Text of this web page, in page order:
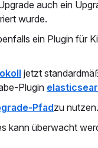
auch ein
wurde.
ein Plugin für
jetzt
Plugin
Pfadzu nutzen.
kann überwacht